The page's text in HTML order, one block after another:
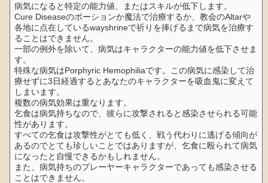
病気になると特定の能力値、またはスキルが低下します。
Cure Diseaseのポーションか魔法で治療するか、教会のAltarや
各地に点在しているwayshrineで祈りを捧げるまで病気を治療す
ることはできません。
一部の例外を除いて、病気はキャラクターの能力値を低下させま
す。
特殊な病気はPorphyric Hemophiliaです。この病気に感染して治
療せずに3日経過するとあなたのキャラクターを吸血鬼に変えて
しまいます。
複数の病気効果は重なります。
乞食は病気持ちなので、彼らに攻撃されると感染させられる可能
性があります。
すべての乞食は攻撃性がとても低く、戦う代わりに逃げる傾向が
あるのでとても珍しいことではありますが、乞食に殴られて病気
になったと自慢できるかもしれません。
また、病気持ちのプレーヤーキャラクターであっても感染させる
ことはできません。